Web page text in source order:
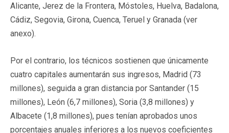
Alicante, Jerez de la Frontera, Móstoles, Huelva, Badalona,
Cádiz, Segovia, Girona, Cuenca, Teruel y Granada (ver
anexo).
Por el contrario, los técnicos sostienen que únicamente
cuatro capitales aumentarán sus ingresos, Madrid (73
millones), seguida a gran distancia por Santander (15
millones), León (6,7 millones), Soria (3,8 millones) y
Albacete (1,8 millones), pues tenían aprobados unos
porcentajes anuales inferiores a los nuevos coeficientes